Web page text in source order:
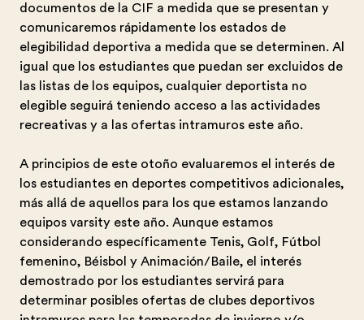
documentos de la CIF a medida que se presentan y
comunicaremos rápidamente los estados de
elegibilidad deportiva a medida que se determinen. Al
igual que los estudiantes que puedan ser excluidos de
las listas de los equipos, cualquier deportista no
elegible seguirá teniendo acceso a las actividades
recreativas y a las ofertas intramuros este año.
A principios de este otoño evaluaremos el interés de
los estudiantes en deportes competitivos adicionales,
más allá de aquellos para los que estamos lanzando
equipos varsity este año. Aunque estamos
considerando específicamente Tenis, Golf, Fútbol
femenino, Béisbol y Animación/Baile, el interés
demostrado por los estudiantes servirá para
determinar posibles ofertas de clubes deportivos